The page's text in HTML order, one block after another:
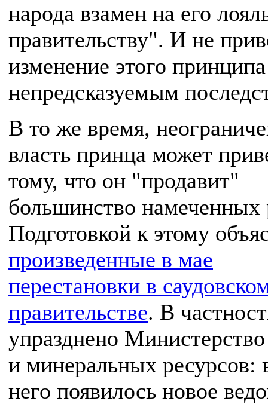
народа взамен на его
правительству". И не
изменение этого
непредсказуемым
В то же время,
власть принца может
тому, что он "продавит"
большинство
Подготовкой к этому
произведенные в мае
перестановки в
правительстве. В
упразднено
и минеральных ресурсов:
него появилось новое